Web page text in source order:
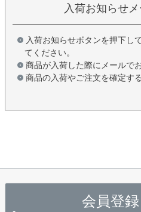
入荷お知らせ
入荷お知らせボタンを押下し
てください。
商品が入荷した際にメールで
商品の入荷やご注文を確定す
会員登録